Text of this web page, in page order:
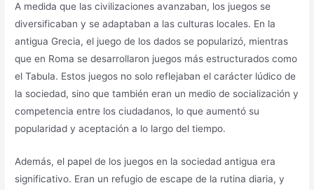
A medida que las civilizaciones avanzaban, los juegos se
diversificaban y se adaptaban a las culturas locales. En la
antigua Grecia, el juego de los dados se popularizó, mientras
que en Roma se desarrollaron juegos más estructurados como
el Tabula. Estos juegos no solo reflejaban el carácter lúdico de
la sociedad, sino que también eran un medio de socialización y
competencia entre los ciudadanos, lo que aumentó su
popularidad y aceptación a lo largo del tiempo.
Además, el papel de los juegos en la sociedad antigua era
significativo. Eran un refugio de escape de la rutina diaria, y